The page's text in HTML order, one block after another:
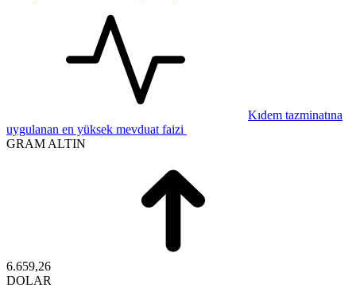
Kıdem tazminatına
uygulanan en yüksek mevduat faizi
GRAM ALTIN
6.659,26
DOLAR